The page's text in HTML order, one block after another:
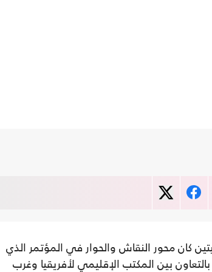
كان محور النقاش والحوار في المؤتمر الذي
عقد بالتعاون بين المكتب الإقليمي لأفريقيا وغرب